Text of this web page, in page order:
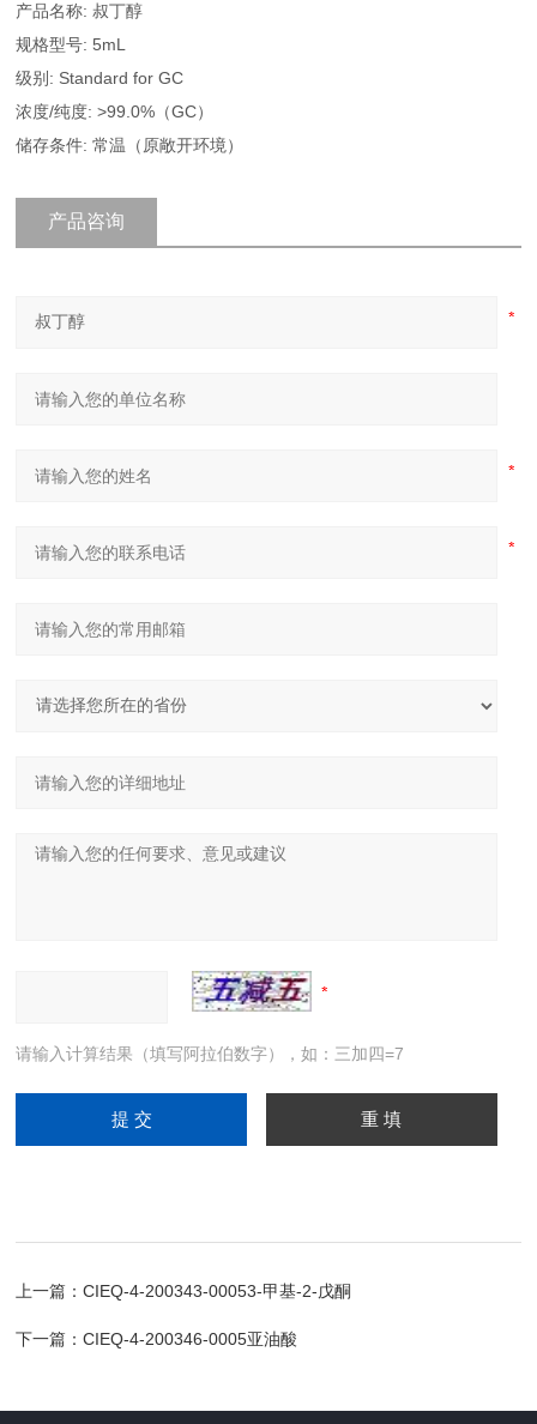
产品名称: 叔丁醇
规格型号: 5mL
级别: Standard for GC
浓度/纯度: >99.0%（GC）
储存条件: 常温（原敞开环境）
产品咨询
请输入计算结果（填写阿拉伯数字），如：三加四=7
上一篇：CIEQ-4-200343-00053-甲基-2-戊酮
下一篇：CIEQ-4-200346-0005亚油酸